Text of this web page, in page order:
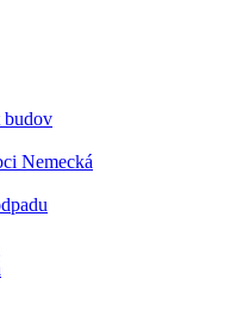
budov
Nemecká